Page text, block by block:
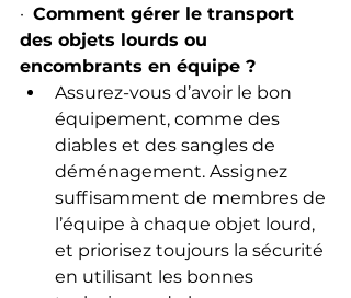
· Comment gérer le transport
des objets lourds ou
encombrants en équipe ?
Assurez-vous d’avoir le bon
équipement, comme des
diables et des sangles de
déménagement. Assignez
suffisamment de membres de
l’équipe à chaque objet lourd,
et priorisez toujours la sécurité
en utilisant les bonnes